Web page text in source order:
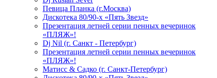
Певица Планка (г.Москва)
Дискотека 80/90-х «Пять Звезд»
Презентация летней серии пенных вечеринок
«ПЛЯЖ»!
Dj Nil (г. Санкт - Петербург)
Презентация летней серии пенных вечеринок
«ПЛЯЖ»!
Матисс & Садко (г. Санкт-Петербург)